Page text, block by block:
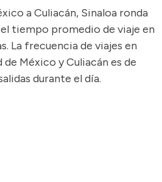
a Culiacán, Sinaloa ronda
tiempo promedio de viaje en
La frecuencia de viajes en
México y Culiacán es de
durante el día.